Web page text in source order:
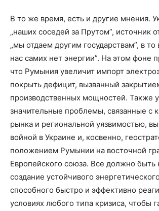
В то же время, есть и другие мнения.
„наших соседей за Прутом”, источник
„мы отдаем другим государствам”, в то
нас самих нет энергии”. На этом фоне
что Румыния увеличит импорт
покрыть дефицит, вызванный
производственных мощностей. Также
значительные проблемы, связанные с
рынка и региональной уязвимостью,
войной в Украине и, косвенно,
положением Румынии на восточной
Европейского союза. Все должно быть
создание устойчивого
способного быстро и эффективно
условиях любого типа кризиса, чтобы